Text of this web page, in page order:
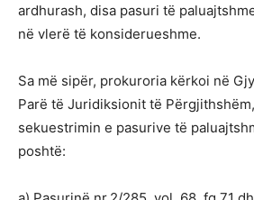
ardhurash, disa pasuri të
në vlerë të konsiderueshme.
Sa më sipër, prokuroria kërkoi në
Parë të Juridiksionit të
sekuestrimin e pasurive të
poshtë: